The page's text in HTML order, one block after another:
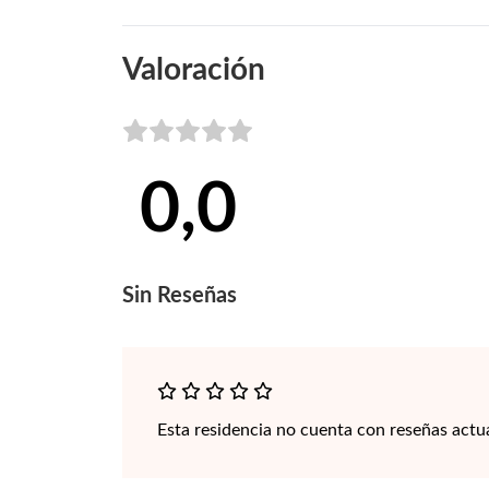
Valoración
0,0
Sin Reseñas
Esta residencia no cuenta con reseñas